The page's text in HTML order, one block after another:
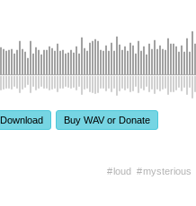
Download Buy WAV or Donate
loud mysterious